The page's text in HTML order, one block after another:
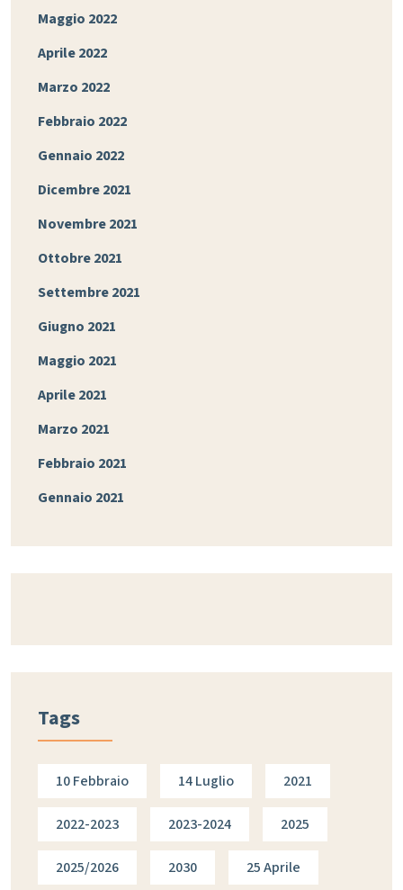
Maggio 2022
Aprile 2022
Marzo 2022
Febbraio 2022
Gennaio 2022
Dicembre 2021
Novembre 2021
Ottobre 2021
Settembre 2021
Giugno 2021
Maggio 2021
Aprile 2021
Marzo 2021
Febbraio 2021
Gennaio 2021
Tags
10 Febbraio 14 Luglio 2021
2022-2023 2023-2024 2025
2025/2026 2030 25 Aprile